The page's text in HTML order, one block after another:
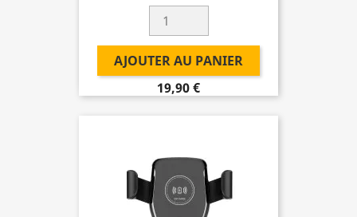
AJOUTER AU PANIER
19,90 €